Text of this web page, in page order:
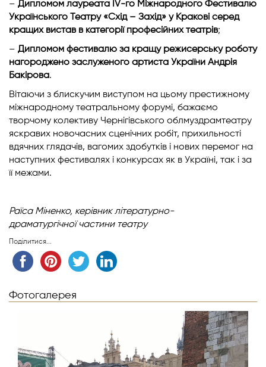
– Дипломом лауреата ІV-го Міжнародного Фестивалю
Українського Театру «Схід – Захід» у Кракові серед
кращих вистав в категорії професійних театрів;
– Дипломом фестивалю за кращу режисерську роботу
нагороджено заслуженого артиста України Андрія
Бакірова.
Вітаючи з блискучим виступом на цьому престижному
міжнародному театральному форумі, бажаємо
творчому колективу Чернігівського облмуздрамтеатру
яскравих новочасних сценічних робіт, прихильності
вдячних глядачів, вагомих здобутків і нових перемог на
наступних фестивалях і конкурсах як в Україні, так і за
її межами.
Раїса Міненко, керівник літературно-
драматургічноїчастини театру
Поділитися...
Фотогалерея